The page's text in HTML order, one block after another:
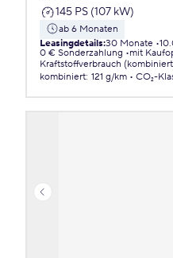
145 PS (107 kW)
ab 6 Monaten
Leasingdetails:30 Monate
0 € Sonderzahlung
mit
Kraftstoffverbrauch
kombiniert: 121 g/km CO₂-